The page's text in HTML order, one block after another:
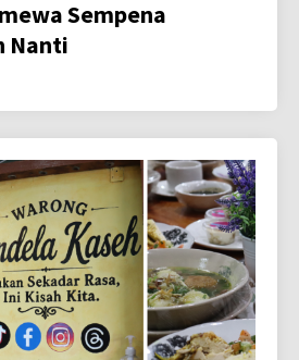
Sempena
Nanti